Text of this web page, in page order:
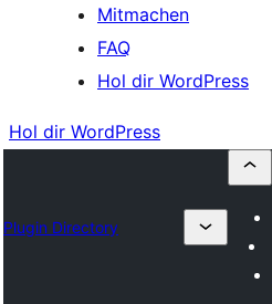
Mitmachen
FAQ
Hol dir WordPress
Hol dir WordPress
Plugin Directory